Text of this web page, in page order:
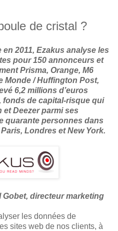
de cristal ?
2011, Ezakus analyse les
pour 150 annonceurs et
Prisma, Orange, M6
Monde / Huffington Post,
6,2 millions d’euros
fonds de capital-risque qui
Deezer parmi ses
quarante personnes dans
Londres et New York.
directeur marketing
les données de
sites web de nos clients, à